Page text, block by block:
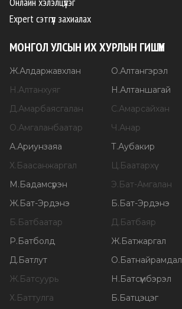
Expert сэтгүүл захиалах
МОНГОЛ УЛСЫН ИХ ХУРЛЫН ГИШҮҮН
Ж.Алдаржавхлан О.Алтангэрэл
Н.Алтанхуяг Н.Алтаншагай
Д.Амарбаясгалан С.Амарсайхан
О.Амгаланбаатар Ч.Анар
А.Ариунзаяа Т.Аубакир
Х.Баасанжаргал Ц.Баатархүү
М.Бадамсүрэн Э.Бат-Амгалан
Ж.Бат-Эрдэнэ Б.Бат-Эрдэнэ
Б.Батбаатар Д.Батбаяр
Р.Батболд Ж.Батжаргал
Д.Батлут О.Батнайрамдал
Ж.Батсуурь Н.Батсүмбэрэл
Х.Баттулга Б.Батцэцэг